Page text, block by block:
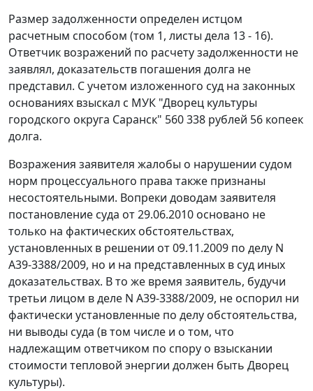
Размер задолженности определен истцом
расчетным способом (том 1, листы дела 13 - 16).
Ответчик возражений по расчету задолженности не
заявлял, доказательств погашения долга не
представил. С учетом изложенного суд на законных
основаниях взыскал с МУК "Дворец культуры
городского округа Саранск" 560 338 рублей 56 копеек
долга.
Возражения заявителя жалобы о нарушении судом
норм процессуального права также признаны
несостоятельными. Вопреки доводам заявителя
постановление суда от 29.06.2010 основано не
только на фактических обстоятельствах,
установленных в решении от 09.11.2009 по делу N
А39-3388/2009, но и на представленных в суд иных
доказательствах. В то же время заявитель, будучи
третьи лицом в деле N А39-3388/2009, не оспорил ни
фактически установленные по делу обстоятельства,
ни выводы суда (в том числе и о том, что
надлежащим ответчиком по спору о взыскании
стоимости тепловой энергии должен быть Дворец
культуры).